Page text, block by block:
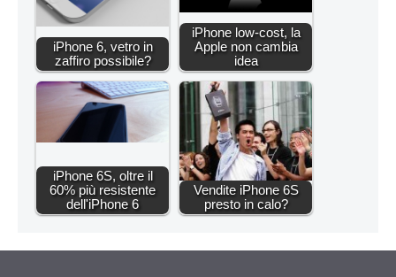
iPhone 6, vetro in
zaffiro possibile?
iPhone low-cost, la
Apple non cambia
idea
iPhone 6S, oltre il
60% più resistente
dell'iPhone 6
Vendite iPhone 6S
presto in calo?